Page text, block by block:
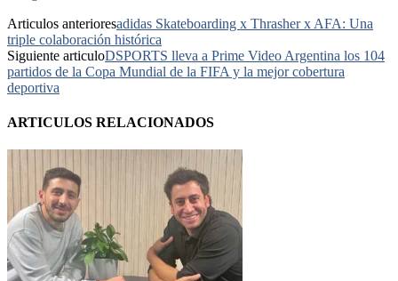
Articulos anterioresadidas Skateboarding x Thrasher x AFA: Una
triple colaboración histórica
Siguiente articuloDSPORTS lleva a Prime Video Argentina los 104
partidos de la Copa Mundial de la FIFA y la mejor cobertura
deportiva
ARTICULOS RELACIONADOS